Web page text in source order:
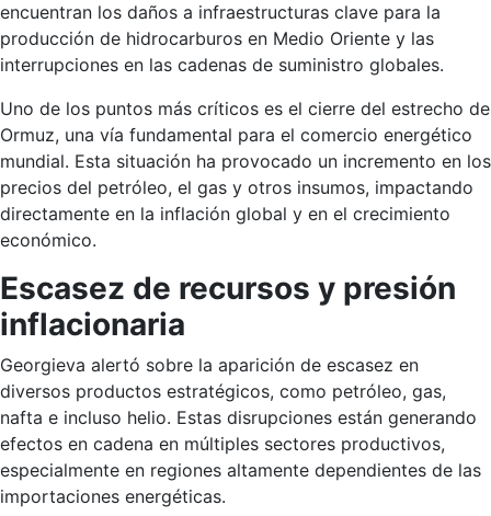
encuentran los daños a infraestructuras clave para la
producción de hidrocarburos en Medio Oriente y las
interrupciones en las cadenas de suministro globales.
Uno de los puntos más críticos es el cierre del estrecho de
Ormuz, una vía fundamental para el comercio energético
mundial. Esta situación ha provocado un incremento en los
precios del petróleo, el gas y otros insumos, impactando
directamente en la inflación global y en el crecimiento
económico.
Escasez de recursos y presión
inflacionaria
Georgieva alertó sobre la aparición de escasez en
diversos productos estratégicos, como petróleo, gas,
nafta e incluso helio. Estas disrupciones están generando
efectos en cadena en múltiples sectores productivos,
especialmente en regiones altamente dependientes de las
importaciones energéticas.